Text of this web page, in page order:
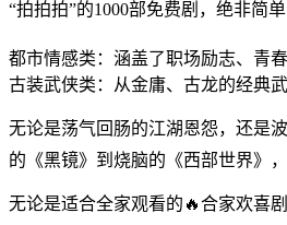
“拍拍拍”的1000部免费剧，绝非简
都市情感类：涵盖了职场励志、青
古装武侠类：从金庸、古龙的经典
无论是荡气回肠的江湖恩怨，还是
的《黑镜》到烧脑的《西部世界》
无论是适合全家观看的🔥合家欢喜